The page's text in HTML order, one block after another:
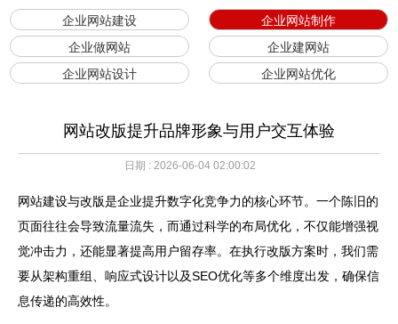
企业网站建设
企业网站制作
企业做网站
企业建网站
企业网站设计
企业网站优化
网站改版提升品牌形象与用户交互体验
日期 : 2026-06-04 02:00:02
网站建设与改版是企业提升数字化竞争力的核心环节。一个陈旧的
页面往往会导致流量流失，而通过科学的布局优化，不仅能增强视
觉冲击力，还能显著提高用户留存率。在执行改版方案时，我们需
要从架构重组、响应式设计以及SEO优化等多个维度出发，确保信
息传递的高效性。